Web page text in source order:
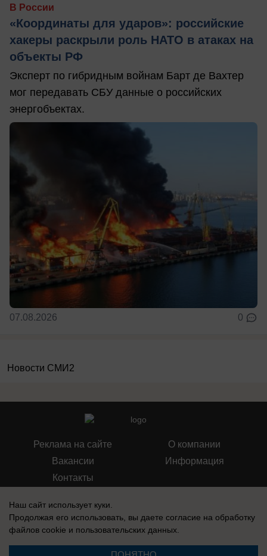
В России
«Координаты для ударов»: российские
хакеры раскрыли роль НАТО в атаках на
объекты РФ
Эксперт по гибридным войнам Барт де Вахтер
мог передавать СБУ данные о российских
энергобъектах.
07.08.2026 0
Новости СМИ2
Реклама на сайте
Вакансии
Контакты
О компании
Информация
Наш сайт использует куки.
Продолжая его использовать, вы даете согласие на обработку
файлов cookie и пользовательских данных.